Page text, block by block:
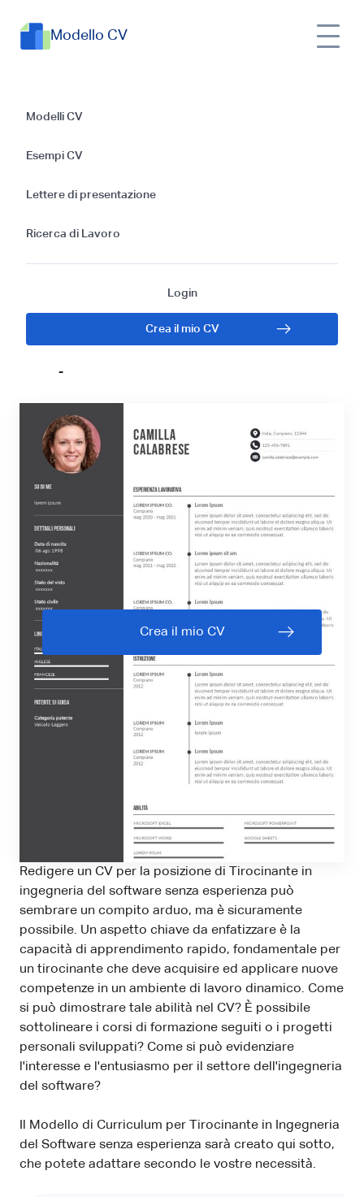
Modello CV
Modelli CV
Esempi CV
Lettere di presentazione
Ricerca di Lavoro
Login
Crea il mio CV
Guida passo passo
su come scrivere un
CV per un
Tirocinante in
Software senza
esperienza
Crea il mio CV
Redigere un CV per la posizione di Tirocinante in
ingegneria del software senza esperienza può
sembrare un compito arduo, ma è sicuramente
possibile. Un aspetto chiave da enfatizzare è la
capacità di apprendimento rapido, fondamentale per
un tirocinante che deve acquisire ed applicare nuove
competenze in un ambiente di lavoro dinamico. Come
si può dimostrare tale abilità nel CV? È possibile
sottolineare i corsi di formazione seguiti o i progetti
personali sviluppati? Come si può evidenziare
l'interesse e l'entusiasmo per il settore dell'ingegneria
del software?
Il Modello di Curriculum per Tirocinante in Ingegneria
del Software senza esperienza sarà creato qui sotto,
che potete adattare secondo le vostre necessità.